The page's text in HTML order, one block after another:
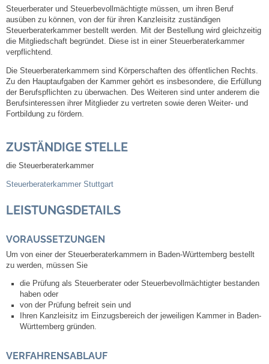
Steuern
Gebühren und Beiträge
Ortsrecht
Haushalt 2026
Trinkwasser - Härtebereich
Service
Notdienste
Fahrplanauskünfte
Abfall-Infos
Ortsplan
Bildergalerie
Steuerberater und Steuerbevollmächtigte müssen, um ihren Beruf
ausüben zu können, von der für ihren Kanzleisitz zuständigen
Steuerberaterkammer bestellt werden. Mit der Bestellung wird gleichzeitig
die Mitgliedschaft begründet. Diese ist in einer Steuerberaterkammer
verpflichtend.
Die Steuerberaterkammern sind Körperschaften des öffentlichen Rechts.
Zu den Hauptaufgaben der Kammer gehört es insbesondere, die Erfüllung
der Berufspflichten zu überwachen. Des Weiteren sind unter anderem die
Berufsinteressen ihrer Mitglieder zu vertreten sowie deren Weiter- und
Fortbildung zu fördern.
ZUSTÄNDIGE STELLE
die Steuerberaterkammer
Steuerberaterkammer Stuttgart
LEISTUNGSDETAILS
VORAUSSETZUNGEN
Um von einer der Steuerberaterkammern in Baden-Württemberg bestellt
zu werden, müssen Sie
die Prüfung als Steuerberater oder Steuerbevollmächtigter bestanden
haben oder
von der Prüfung befreit sein und
Ihren Kanzleisitz im Einzugsbereich der jeweiligen Kammer in Baden-
Württemberg gründen.
VERFAHRENSABLAUF